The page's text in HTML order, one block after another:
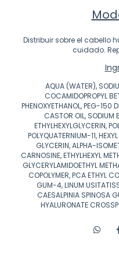
Distribuir sobre el cabello
cuidado.
AQUA (WATER),
COCAMIDOPROPYL
PHENOXYETHANOL, PEG-150
CASTOR OIL, SODIUM
ETHYLHEXYLGLYCERIN,
POLYQUATERNIUM-11,
GLYCERIN, ALPHA-
CARNOSINE, ETHYLHEXYL
GLYCERYLAMIDOETHYL
COPOLYMER, PCA ETHYL
GUM-4, LINUM
CAESALPINIA SPINOSA
HYALURONATE